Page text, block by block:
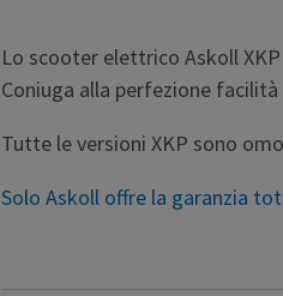
Lo scooter elettrico Askoll
Coniuga alla perfezione
Tutte le versioni XKP sono
Solo Askoll offre la garanzia